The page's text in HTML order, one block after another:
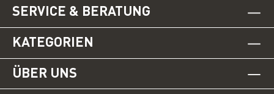
SERVICE & BERATUNG
KATEGORIEN
ÜBER UNS